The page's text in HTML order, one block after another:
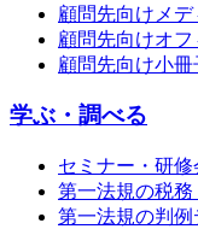
顧問先向けメ
顧問先向けオフ
顧問先向け小冊
学ぶ・調べる
セミナー・研修
第一法規の税
第一法規の判例